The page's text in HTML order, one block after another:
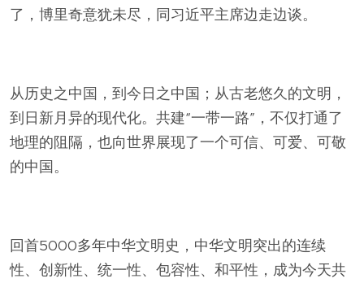
了，博里奇意犹未尽，同习近平主席边走边谈。
从历史之中国，到今日之中国；从古老悠久的文明，
到日新月异的现代化。共建“一带一路”，不仅打通了
地理的阻隔，也向世界展现了一个可信、可爱、可敬
的中国。
回首5000多年中华文明史，中华文明突出的连续
性、创新性、统一性、包容性、和平性，成为今天共